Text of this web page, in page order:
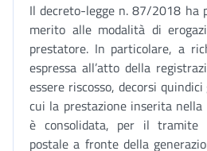
Il decreto-legge n. 87/2018 ha
merito alle modalità di
prestatore. In particolare, a
espressa all’atto della
essere riscosso, decorsi
cui la prestazione inserita
è consolidata, per il tramite
postale a fronte della